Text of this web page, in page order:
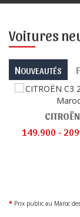
Voitures
NOUVEAUTÉS
149.900 -
* Prix public au Maroc